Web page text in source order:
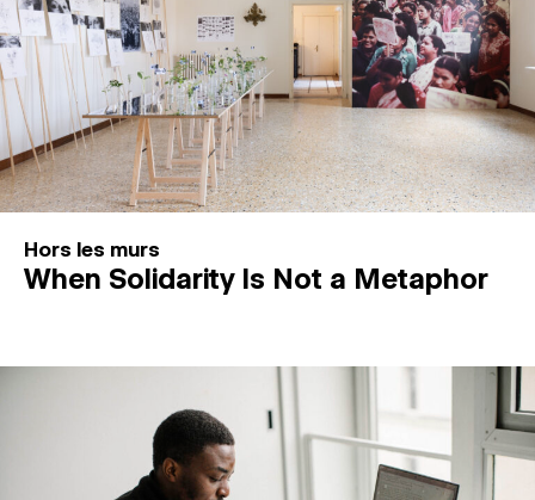
Hors les murs
When Solidarity Is Not a Metaphor